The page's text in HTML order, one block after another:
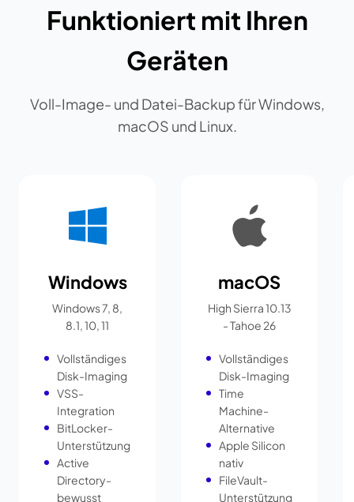
Funktioniert mit Ihren
Geräten
Voll-Image- und Datei-Backup für Windows,
macOS und Linux.
Windows
Windows 7, 8,
8.1, 10, 11
Vollständiges
Disk-Imaging
VSS-
Integration
BitLocker-
Unterstützung
Active
Directory-
bewusst
macOS
High Sierra 10.13
- Tahoe 26
Vollständiges
Disk-Imaging
Time
Machine-
Alternative
Apple Silicon
nativ
FileVault-
Unterstützung